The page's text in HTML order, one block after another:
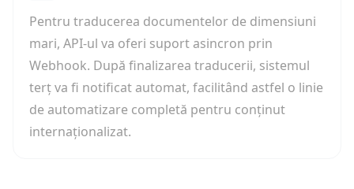
Pentru traducerea documentelor de dimensiuni
mari, API-ul va oferi suport asincron prin
Webhook. După finalizarea traducerii, sistemul
terț va fi notificat automat, facilitând astfel o linie
de automatizare completă pentru conținut
internaționalizat.